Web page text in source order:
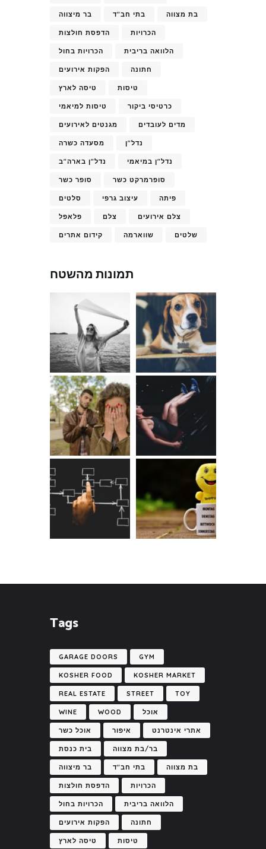
בר מיצווה בתי חב"ד בת מצווה
הדפסת חולצות הכרויות
הכרויות בחול הלוואה בריבית
הפקות אירועים חתונה
טיסה לארץ טיסות
טיסות למיאמי כרטיסי ביקור
מגנטים לאירועים מדים לעובדים
מסעדה כשרה נדל"ן
נדל"ן בארה"ב נדל"ן במיאמי
סופר כשר סופרמרקט כשר
סלטים עיצוב גרפי פיתה
פלאפל צלם צלם אירועים
קידום אתרים שווארמה שלטים
תמונות מהשטח
Tags
GARAGE DOORS GYM
KOSHER FOOD KOSHER MARKET
REAL ESTATE STREET TOY
WINE WOOD אוכל
אוכל כשר איפור אתרי אינטרנט
בית כנסת בר/בת מצווה
בר מיצווה בתי חב"ד בת מצווה
הדפסת חולצות הכרויות
הכרויות בחול הלוואה בריבית
הפקות אירועים חתונה
טיסה לארץ טיסות